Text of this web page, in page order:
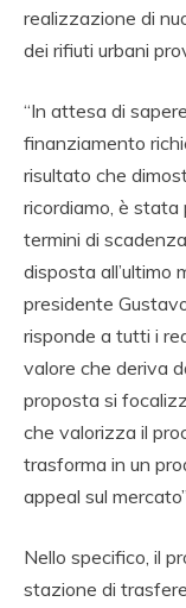
realizzazione di
dei rifiuti urbani
“In attesa di
finanziamento
risultato che
ricordiamo, è
termini di
disposta all’ultimo
presidente
risponde a tutti i
valore che deriva
proposta si
che valorizza il
trasforma in un
appeal sul
Nello specifico, il
stazione di